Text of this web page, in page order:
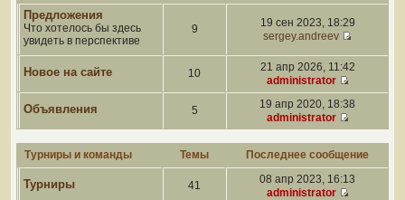
Предложения
Что хотелось бы здесь
увидеть в перспективе
9
19 сен 2023, 18:29
sergey.andreev
Новое на сайте 10
21 апр 2026, 11:42
administrator
Объявления 5
19 апр 2020, 18:38
administrator
Турниры и команды Темы Последнее сообщение
Турниры 41
08 апр 2023, 16:13
administrator